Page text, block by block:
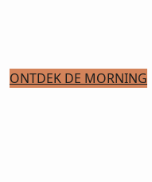
ONTDEK DE MORNING